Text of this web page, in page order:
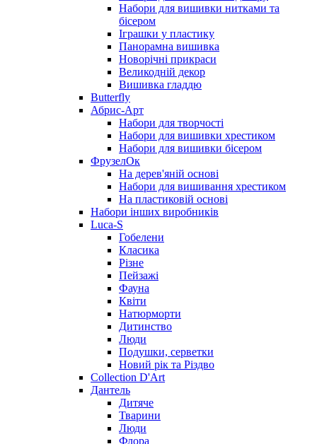
Набори для вишивки нитками та
бісером
Іграшки у пластику
Панорамна вишивка
Новорічні прикраси
Великодній декор
Вишивка гладдю
Butterfly
Абрис-Арт
Набори для творчості
Набори для вишивки хрестиком
Набори для вишивки бісером
ФрузелОк
На дерев'яній основі
Набори для вишивання хрестиком
На пластиковій основі
Набори інших виробників
Luca-S
Гобелени
Класика
Різне
Пейзажі
Фауна
Квіти
Натюрморти
Дитинство
Люди
Подушки, серветки
Новий рік та Різдво
Collection D'Art
Дантель
Дитяче
Тварини
Люди
Флора